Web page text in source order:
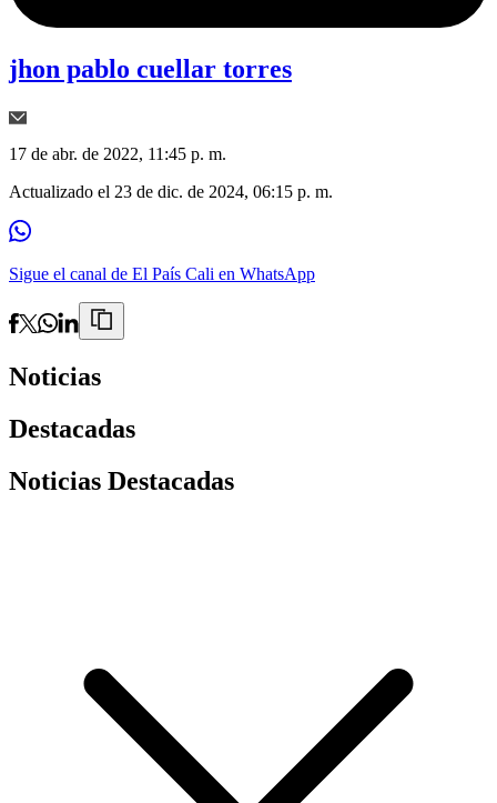
jhon pablo cuellar torres
17 de abr. de 2022, 11:45 p. m.
Actualizado el 23 de dic. de 2024, 06:15 p. m.
Sigue el canal de El País Cali en WhatsApp
Noticias
Destacadas
Noticias Destacadas